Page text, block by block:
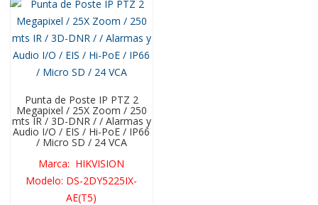
Punta de Poste IP PTZ 2
Megapixel / 25X Zoom / 250
mts IR / 3D-DNR / / Alarmas y
Audio I/O / EIS / Hi-PoE / IP66
/ Micro SD / 24 VCA
Marca: HIKVISION
Modelo: DS-2DY5225IX-
AE(T5)